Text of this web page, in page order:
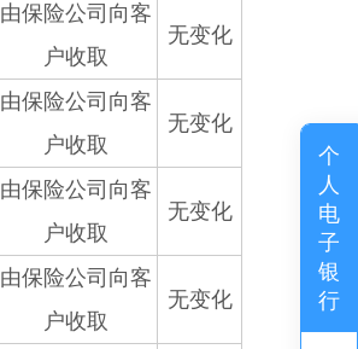
个
人
电
子
银
行
由保险公司向客
户收取
无变化
由保险公司向客
户收取
无变化
由保险公司向客
户收取
无变化
由保险公司向客
户收取
无变化